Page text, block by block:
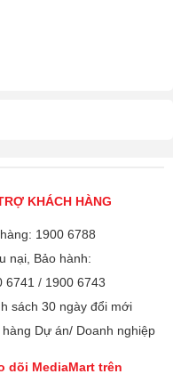
KHÁCH HÀNG
1900 6788
nại, Bảo hành:
6741 / 1900 6743
sách 30 ngày đổi mới
hàng Dự án/ Doanh nghiệp
dõi MediaMart trên